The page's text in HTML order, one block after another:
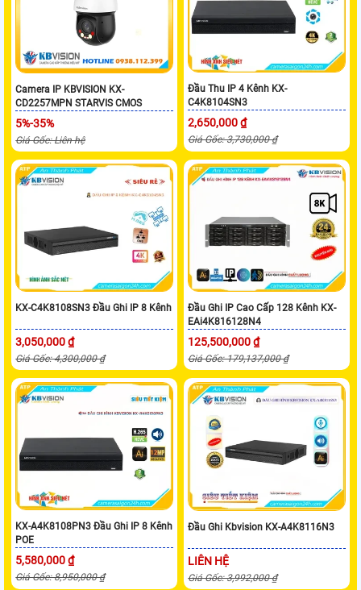
Camera IP KBVISION KX-
CD2257MPN STARVIS CMOS
5%-35%
Giá Gốc: Liên hệ
Đầu Thu IP 4 Kênh KX-
C4K8104SN3
2,650,000 ₫
Giá Gốc: 3,730,000 ₫
KX-C4K8108SN3 Đầu Ghi IP 8 Kênh
3,050,000 ₫
Giá Gốc: 4,300,000 ₫
Đầu Ghi IP Cao Cấp 128 Kênh KX-
EAi4K816128N4
125,500,000 ₫
Giá Gốc: 179,137,000 ₫
KX-A4K8108PN3 Đầu Ghi IP 8 Kênh
POE
5,580,000 ₫
Giá Gốc: 8,950,000 ₫
Đầu Ghi Kbvision KX-A4K8116N3
LIÊN HỆ
Giá Gốc: 3,992,000 ₫